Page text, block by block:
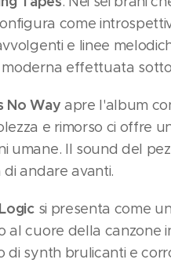
come
e linee
effettuata
No Way apre l'album
e rimorso ci offre
umane. Il sound del
andare avanti.
si presenta come
al cuore della canzone
di synth brulicanti e